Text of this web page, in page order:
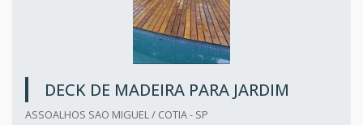
DECK DE MADEIRA PARA JARDIM
ASSOALHOS SAO MIGUEL / COTIA - SP